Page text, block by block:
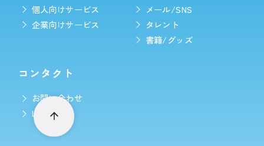
個人向けサービス
企業向けサービス
メール/SNS
タレント
書籍/グッズ
コンタクト
お問い合わせ
LINE予約